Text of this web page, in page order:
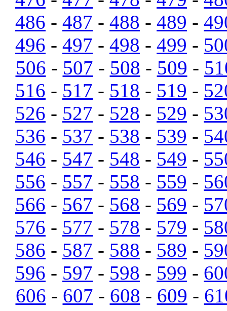
486 - 487 - 488 - 489 -
496 - 497 - 498 - 499 -
506 - 507 - 508 - 509 -
516 - 517 - 518 - 519 -
526 - 527 - 528 - 529 -
536 - 537 - 538 - 539 -
546 - 547 - 548 - 549 -
556 - 557 - 558 - 559 -
566 - 567 - 568 - 569 -
576 - 577 - 578 - 579 -
586 - 587 - 588 - 589 -
596 - 597 - 598 - 599 -
606 - 607 - 608 - 609 -